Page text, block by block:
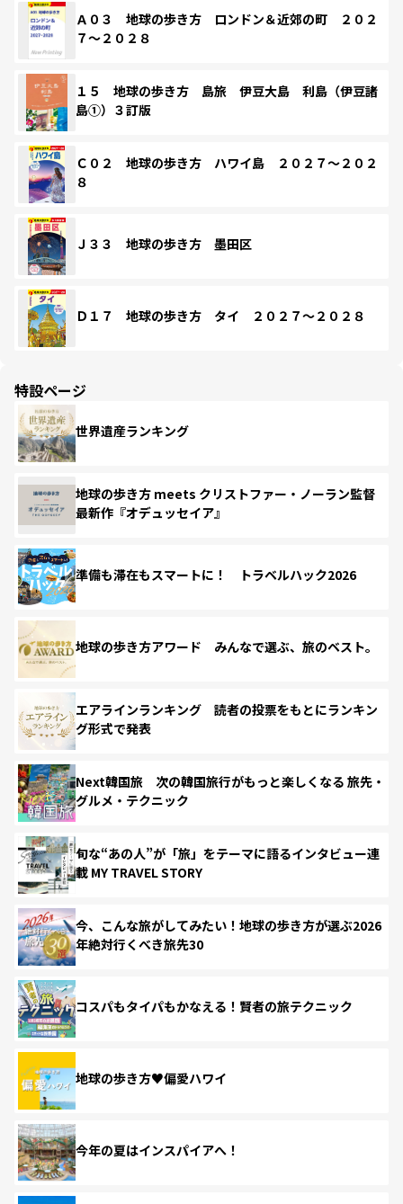
Ａ０３ 地球の歩き方 ロンドン＆近郊の町 ２０２
７～２０２８
１５ 地球の歩き方 島旅 伊豆大島 利島（伊豆諸
島①）３訂版
Ｃ０２ 地球の歩き方 ハワイ島 ２０２７～２０２
８
Ｊ３３ 地球の歩き方 墨田区
Ｄ１７ 地球の歩き方 タイ ２０２７～２０２８
特設ページ
世界遺産ランキング
地球の歩き方 meets クリストファー・ノーラン監督
最新作『オデュッセイア』
準備も滞在もスマートに！ トラベルハック2026
地球の歩き方アワード みんなで選ぶ、旅のベスト。
エアラインランキング 読者の投票をもとにランキン
グ形式で発表
Next韓国旅 次の韓国旅行がもっと楽しくなる 旅先・
グルメ・テクニック
旬な“あの人”が「旅」をテーマに語るインタビュー連
載 MY TRAVEL STORY
今、こんな旅がしてみたい！地球の歩き方が選ぶ2026
年絶対行くべき旅先30
コスパもタイパもかなえる！賢者の旅テクニック
地球の歩き方♥偏愛ハワイ
今年の夏はインスパイアへ！